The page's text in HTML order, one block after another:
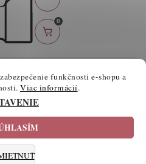
0
PLATBY
, všetky práva vyhradené
súboroch cookie
cookies
funkčnosti e-shopu a
Viac informácií.